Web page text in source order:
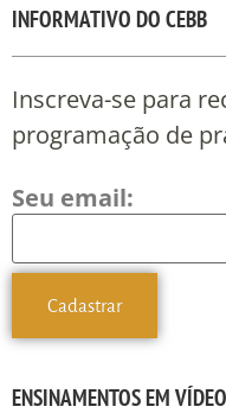
INFORMATIVO DO CEBB
Inscreva-se para
programação de
Seu email:
ENSINAMENTOS EM VÍDEO